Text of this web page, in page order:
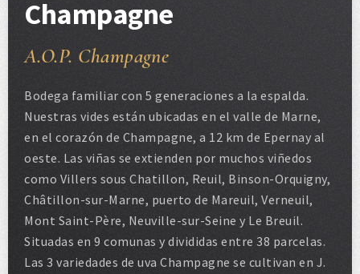
Champagne
A.O.P. Champagne
Bodega familiar con 5 generaciones a la espalda.
Nuestras vides están ubicadas en el valle de Marne,
en el corazón de Champagne, a 12 km de Epernay al
oeste. Las viñas se extienden por muchos viñedos
como Villers sous Chatillon, Reuil, Binson-Orquigny,
Châtillon-sur-Marne, puerto de Mareuil, Verneuil,
Mont Saint-Père, Neuville-sur-Seine y Le Breuil.
Situadas en 9 comunas y divididas entre 38 parcelas.
Las 3 variedades de uva Champagne se cultivan en J.